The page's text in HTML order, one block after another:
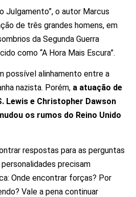
Julgamento”, o autor Marcus
de três grandes homens, em
da Segunda Guerra
como “A Hora Mais Escura”.
possível alinhamento entre a
nazista. Porém, a atuação de
Lewis e Christopher Dawson
os rumos do Reino Unido
respostas para as perguntas
precisam
Onde encontrar forças? Por
Vale a pena continuar